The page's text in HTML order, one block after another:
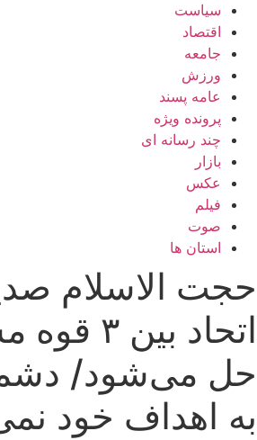
سیاست
اقتصاد
جامعه
ورزش
عامه پسند
پرونده ویژه
چند رسانه ای
بازار
عکس
فیلم
صوت
استان ها
حجت الاسلام
اتحاد
حل می‌شود/
به اهداف خود